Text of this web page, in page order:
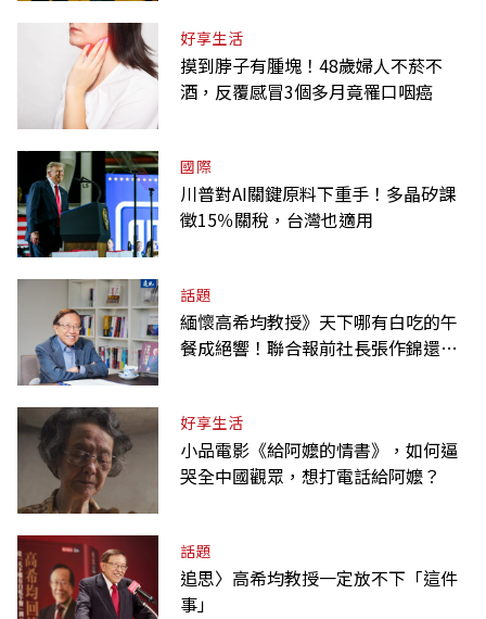
好享生活
摸到脖子有腫塊！48歲婦人不菸不
酒，反覆感冒3個多月竟罹口咽癌
國際
川普對AI關鍵原料下重手！多晶矽課
徵15％關稅，台灣也適用
話題
緬懷高希均教授》天下哪有白吃的午
餐成絕響！聯合報前社長張作錦還原
好享生活
小品電影《給阿嬤的情書》，如何逼
哭全中國觀眾，想打電話給阿嬤？
話題
追思〉高希均教授一定放不下「這件
事」